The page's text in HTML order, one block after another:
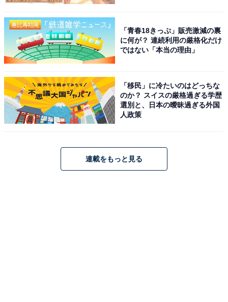
＞次ページ：過放電を避けるには？ 「バッテリーは消耗
品」という認識も
「青春18きっぷ」販売激減の裏
に何が？ 連続利用の厳格化だけ
ではない「本当の理由」
「移民」に冷たいのはどっちな
のか？ スイスの厳格過ぎる学歴
選別と、日本の曖昧過ぎる外国
人政策
連載をもっと見る